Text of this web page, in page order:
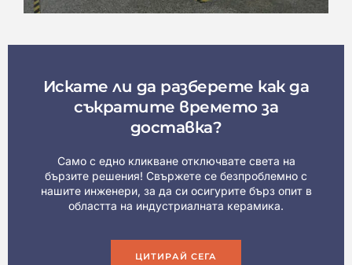
Искате ли да разберете как да
съкратите времето за
доставка?
Само с едно кликване отключвате света на
бързите решения! Свържете се безпроблемно с
нашите инженери, за да си осигурите бърз опит в
областта на индустриалната керамика.
ЦИТИРАЙ СЕГА